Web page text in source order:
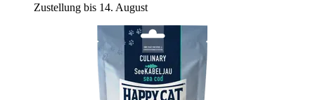
Zustellung bis 14. August